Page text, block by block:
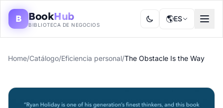
B BookHub
BIBLIOTECA DE NEGOCIOS
🌎ES
Home/Catálogo/Eficiencia personal/The Obstacle Is the Way